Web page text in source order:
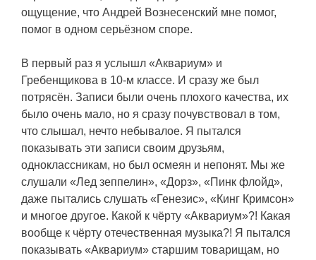
ощущение, что Андрей Вознесенский мне помог,
помог в одном серьёзном споре.
В первый раз я услышл «Аквариум» и
Гребенщикова в 10-м классе. И сразу же был
потрясён. Записи были очень плохого качества, их
было очень мало, но я сразу почувствовал в том,
что слышал, нечто небывалое. Я пытался
показывать эти записи своим друзьям,
одноклассникам, но был осмеян и непонят. Мы же
слушали «Лед зеппелин», «Дорз», «Пинк флойд»,
даже пытались слушать «Генезис», «Кинг Кримсон»
и многое другое. Какой к чёрту «Аквариум»?! Какая
вообще к чёрту отечественная музыка?! Я пытался
показывать «Аквариум» старшим товарищам, но